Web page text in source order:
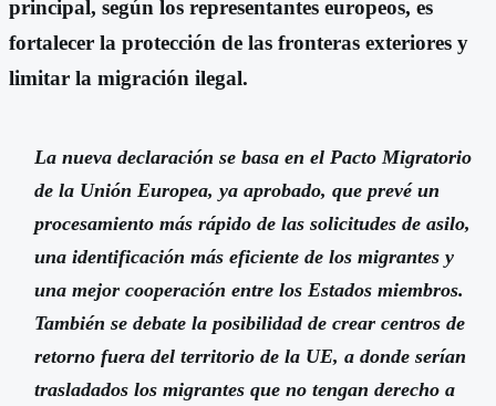
principal, según los representantes europeos, es
fortalecer la protección de las fronteras exteriores y
limitar la migración ilegal.
La nueva declaración se basa en el Pacto Migratorio
de la Unión Europea, ya aprobado, que prevé un
procesamiento más rápido de las solicitudes de asilo,
una identificación más eficiente de los migrantes y
una mejor cooperación entre los Estados miembros.
También se debate la posibilidad de crear centros de
retorno fuera del territorio de la UE, a donde serían
trasladados los migrantes que no tengan derecho a